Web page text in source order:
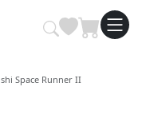
шины
Space Runner II